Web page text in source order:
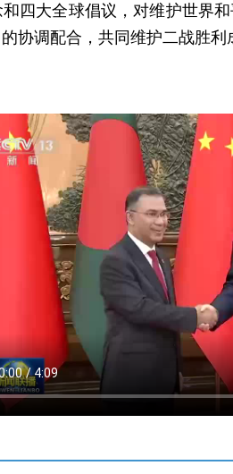
四大全球倡议，对维护世界
协调配合，共同维护二战胜利